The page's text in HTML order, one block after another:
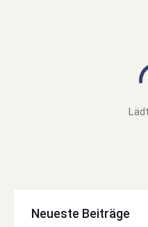
Neueste Beiträge